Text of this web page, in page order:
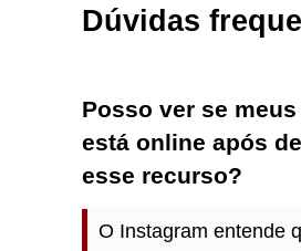
Dúvidas
Posso ver se
está online após
esse recurso?
O Instagram entende